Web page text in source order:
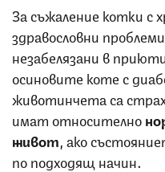
За съжаление котки с
здравословни
незабелязани в
осиновите коте с
животинчета са
имат относително
живот , ако
по подходящ начин.